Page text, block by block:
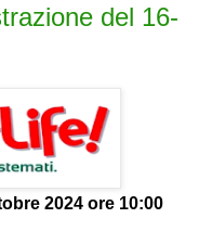
del 16-
2024 ore 10:00